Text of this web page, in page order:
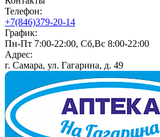
Телефон:
+7(846)379-20-14
График:
Пн-Пт 7:00-22:00, Сб,Вс 8:00-22:00
Адрес:
г. Самара, ул. Гагарина, д. 49